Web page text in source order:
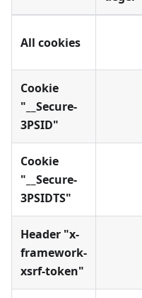
All cookies
Cookie
"__Secure-
3PSID"
Cookie
"__Secure-
3PSIDTS"
Header "x-
framework-
xsrf-token"